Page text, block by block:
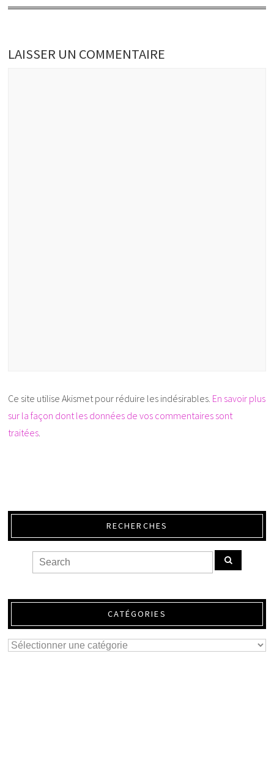
LAISSER UN COMMENTAIRE
Ce site utilise Akismet pour réduire les indésirables. En savoir plus
sur la façon dont les données de vos commentaires sont
traitées.
RECHERCHES
CATÉGORIES